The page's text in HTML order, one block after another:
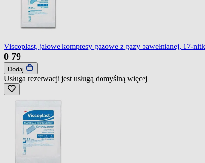
Viscoplast, jałowe kompresy gazowe z gazy bawełnianej, 17-
0 79
Dodaj
Usługa rezerwacji jest usługą domyślną więcej